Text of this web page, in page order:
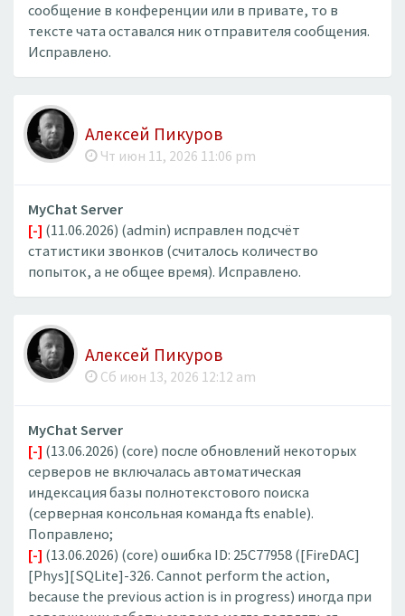
сообщение в конференции или в привате, то в
тексте чата оставался ник отправителя сообщения.
Исправлено.
Алексей Пикуров
Чт июн 11, 2026 11:06 pm
MyChat Server
[-] (11.06.2026) (admin) исправлен подсчёт
статистики звонков (считалось количество
попыток, а не общее время). Исправлено.
Алексей Пикуров
Сб июн 13, 2026 12:12 am
MyChat Server
[-] (13.06.2026) (core) после обновлений некоторых
серверов не включалась автоматическая
индексация базы полнотекстового поиска
(серверная консольная команда fts enable).
Поправлено;
[-] (13.06.2026) (core) ошибка ID: 25C77958 ([FireDAC]
[Phys][SQLite]-326. Cannot perform the action,
because the previous action is in progress) иногда при